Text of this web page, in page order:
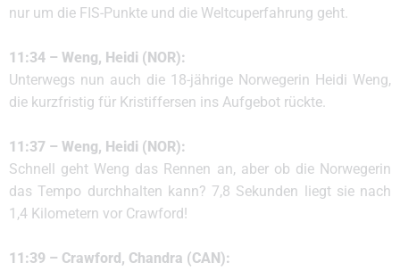
nur um die FIS-Punkte und die Weltcuperfahrung geht.
11:34 – Weng, Heidi (NOR):
Unterwegs nun auch die 18-jährige Norwegerin Heidi Weng,
die kurzfristig für Kristiffersen ins Aufgebot rückte.
11:37 – Weng, Heidi (NOR):
Schnell geht Weng das Rennen an, aber ob die Norwegerin
das Tempo durchhalten kann? 7,8 Sekunden liegt sie nach
1,4 Kilometern vor Crawford!
11:39 – Crawford, Chandra (CAN):